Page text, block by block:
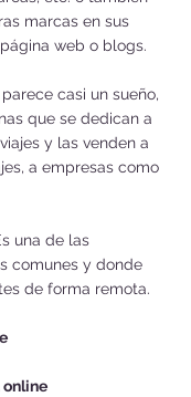
marcas en sus
web o blogs.
casi un sueño,
que se dedican a
y las venden a
a empresas como
una de las
comunes y donde
de forma remota.
online